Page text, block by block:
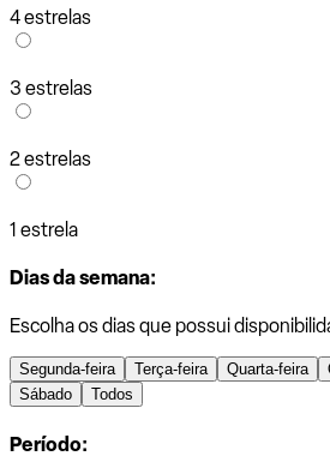
4 estrelas
3 estrelas
2 estrelas
1 estrela
Dias da semana:
Escolha os dias que possui
Segunda-feira Terça-feira Quarta-feira
Sábado
Todos
Período: